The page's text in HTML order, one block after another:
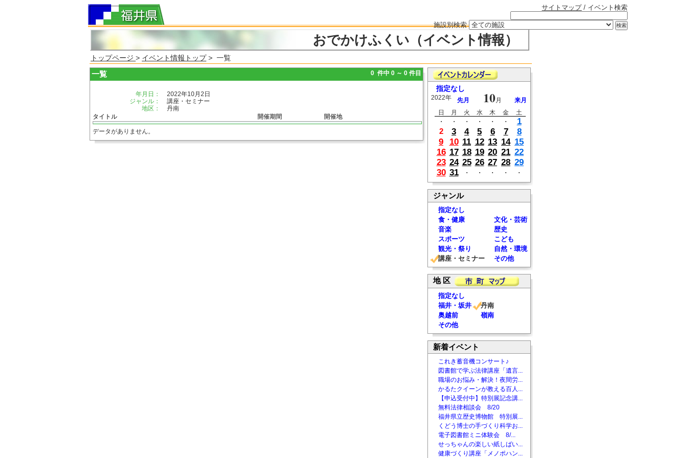
サイトマップ/ イベント検索
施設別検索
おでかけふくい（イベント情報）
トップページ > イベント情報トップ> 一覧
一覧 0 件中 0 ～ 0 件目
年月日：
2022年10月2日
ジャンル：
講座・セミナー
地区：
丹南
タイトル
開催期間 開催地
データがありません。
指定なし
2022年 先月 10月
来月
日
月 火 水 木 金
土
・
・ ・ ・ ・ ・ 1
2 3 4 5 6 7
8
9
10 11 12 13 14 15
16 17 18 19 20 21 22
23 24 25 26 27 28 29
30 31 ・ ・ ・ ・ ・
ジャンル
指定なし
食・健康
文化・芸術
音楽
歴史
スポーツ
こども
観光・祭り
自然・環境
講座・セミナー
その他
地 区
指定なし
福井・坂井
丹南
奥越前
嶺南
その他
新着イベント
これき蓄音機コンサート♪
図書館で学ぶ法律講座「遺言...
職場のお悩み・解決！夜間労...
かるたクイーンが教える百人...
【申込受付中】特別展記念講...
無料法律相談会 8/20
福井県立歴史博物館 特別展...
くどう博士の手づくり科学お...
電子図書館ミニ体験会 8/...
せっちゃんの楽しい紙しばい...
健康づくり講座「メノポハン...